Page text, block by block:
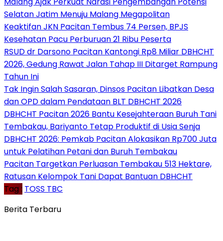
Selatan Jatim Menuju Malang Megapolitan
Keaktifan JKN Pacitan Tembus 74 Persen, BPJS
Kesehatan Pacu Perburuan 21 Ribu Peserta
RSUD dr Darsono Pacitan Kantongi Rp8 Miliar DBHCHT
2026, Gedung Rawat Jalan Tahap III Ditarget Rampung
Tahun Ini
Tak Ingin Salah Sasaran, Dinsos Pacitan Libatkan Desa
dan OPD dalam Pendataan BLT DBHCHT 2026
DBHCHT Pacitan 2026 Bantu Kesejahteraan Buruh Tani
Tembakau, Bariyanto Tetap Produktif di Usia Senja
DBHCHT 2026: Pemkab Pacitan Alokasikan Rp700 Juta
untuk Pelatihan Petani dan Buruh Tembakau
Pacitan Targetkan Perluasan Tembakau 513 Hektare,
Ratusan Kelompok Tani Dapat Bantuan DBHCHT
Tag : TOSS TBC
Berita Terbaru